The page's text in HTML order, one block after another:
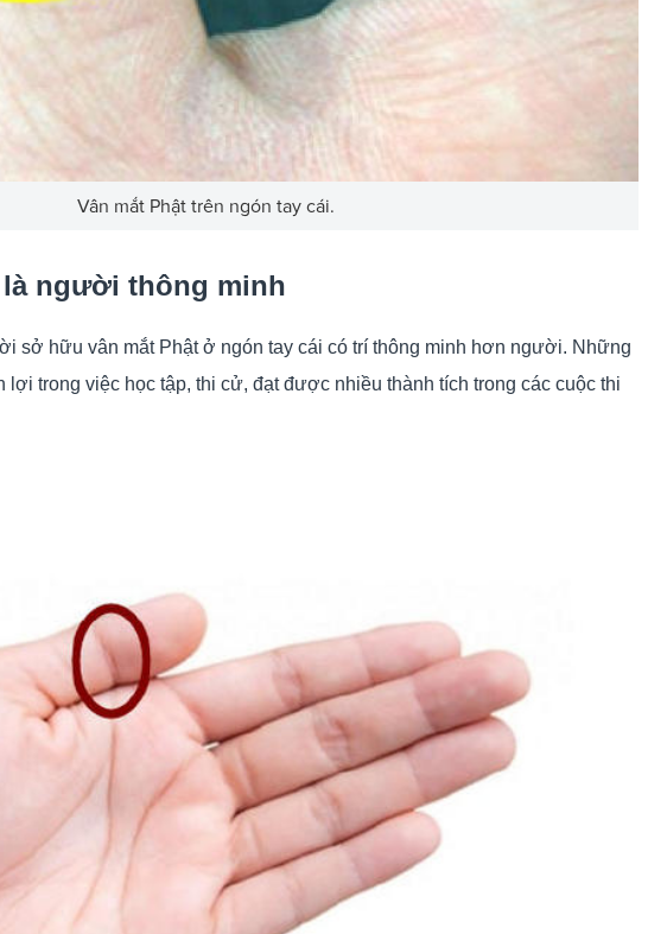
Vân mắt Phật trên ngón tay cái.
là người thông minh
sở hữu vân mắt Phật ở ngón tay cái có trí thông minh hơn người. Những
trong việc học tập, thi cử, đạt được nhiều thành tích trong các cuộc thi